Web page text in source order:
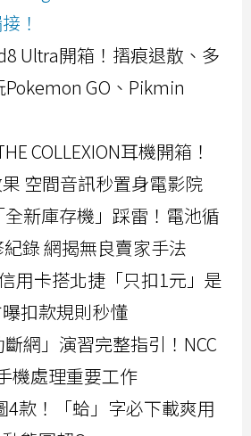
！
Ultra開箱！摺痕退散、多
GO、Pikmin
COLLEXION耳機開箱！
空間音訊秒置身電影院
新庫存機」踩雷！電池循
錄 網揭無良賣家手法
用卡搭北捷「只扣1元」是
扣款規則秒懂
網」演習完整指引！NCC
機處理重要工作
4款！「蛤」字必下載爽用